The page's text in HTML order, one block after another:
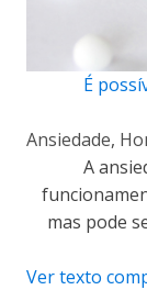
É
Ansiedade,
A
mas pode
Ver texto